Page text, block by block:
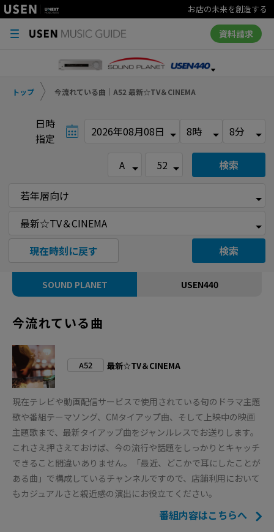
お店の未来を創造する
資料請求
トップ 今流れている曲｜A52 最新☆TV＆CINEMA
日時
指定
検索
検索
現在時刻に戻す
SOUND PLANET USEN440
今流れている曲
A52 最新☆TV＆CINEMA
現在テレビや動画配信サービスで使用されている旬のドラマ主題
歌や番組テーマソング、CMタイアップ曲、そして上映中の映画
主題歌まで、最新タイアップ曲をジャンルレスでお送りします。
これさえ押さえておけば、今の流行や話題をしっかりとキャッチ
できること間違いありません。「最近、どこかで耳にしたことが
ある曲」で構成しているチャンネルですので、店舗利用において
もカジュアルさと親近感の演出にお役立てください。
番組内容はこちらへ